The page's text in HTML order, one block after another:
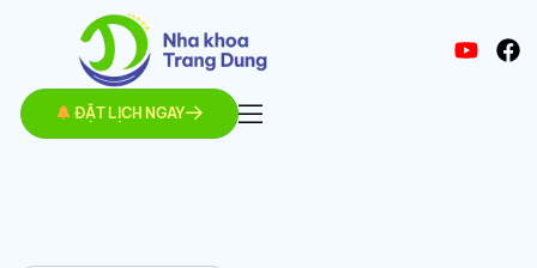
ĐẶT LỊCH NGAY